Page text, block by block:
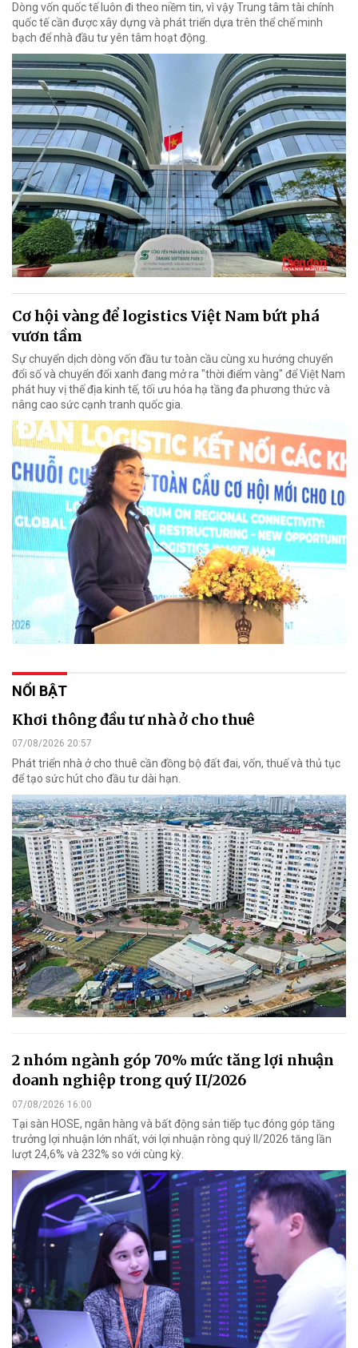
Dòng vốn quốc tế luôn đi theo niềm tin, vì vậy Trung tâm tài chính
quốc tế cần được xây dựng và phát triển dựa trên thể chế minh
bạch để nhà đầu tư yên tâm hoạt động.
Cơ hội vàng để logistics Việt Nam bứt phá
vươn tầm
Sự chuyển dịch dòng vốn đầu tư toàn cầu cùng xu hướng chuyển
đổi số và chuyển đổi xanh đang mở ra "thời điểm vàng" để Việt Nam
phát huy vị thế địa kinh tế, tối ưu hóa hạ tầng đa phương thức và
nâng cao sức cạnh tranh quốc gia.
NỔI BẬT
Khơi thông đầu tư nhà ở cho thuê
07/08/2026 20:57
Phát triển nhà ở cho thuê cần đồng bộ đất đai, vốn, thuế và thủ tục
để tạo sức hút cho đầu tư dài hạn.
2 nhóm ngành góp 70% mức tăng lợi nhuận
doanh nghiệp trong quý II/2026
07/08/2026 16:00
Tại sàn HOSE, ngân hàng và bất động sản tiếp tục đóng góp tăng
trưởng lợi nhuận lớn nhất, với lợi nhuận ròng quý II/2026 tăng lần
lượt 24,6% và 232% so với cùng kỳ.